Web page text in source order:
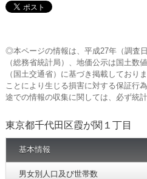
◎本ページの情報は、平成27年（調査
（総務省統計局）、地価公示は国土数
（国土交通省）に基づき掲載しており
ことにより生じる損害に対する保証行
途での情報の収集に関しては、必ず統
東京都千代田区霞が関１丁目
基本情報
男女別人口及び世帯数